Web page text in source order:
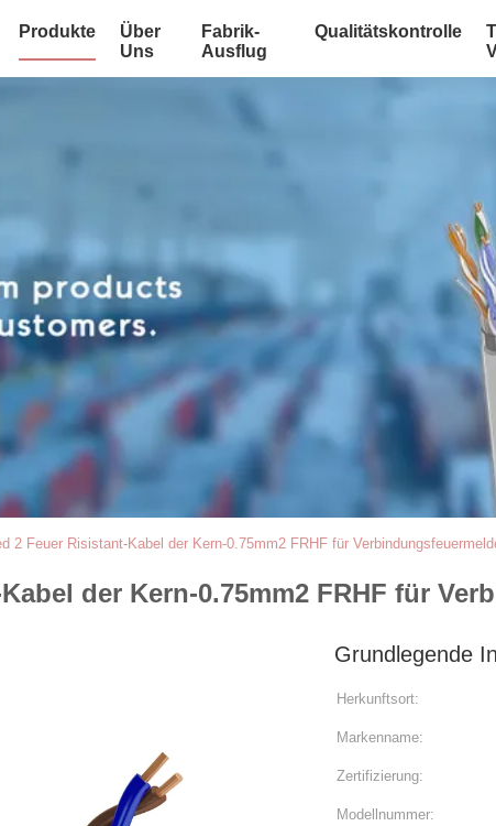
Produkte
Über
Uns
Fabrik-
Ausflug
Qualitätskontrolle
2 Feuer Risistant-Kabel der Kern-0.75mm2 FRHF für
der Kern-0.75mm2 FRHF für
Grundlegende
Herkunftsort:
Markenname:
Zertifizierung:
Modellnummer: